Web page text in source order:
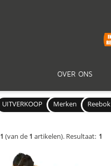
OVER ONS
UITVERKOOP Merken Reebok
1 (van de 1 artikelen). Resultaat: 1